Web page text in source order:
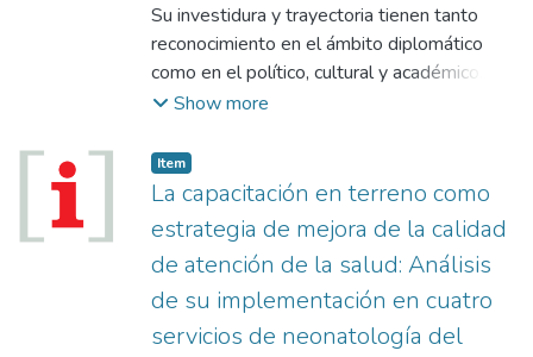
cuenta de mediciones relativas vinculadas
con indicadores sanitarios clásicos. Es
probable sin embargo que sea tiempo de
ajustar estos conceptos a partir de
cierto, es tarea de la universidad desterrar
los supuestos establecidos e introducir el
disruptivo efecto del matiz, el
cuestionamiento y el debate.
Dentro del estrecho límite de un artículo de
opinión, estos párrafos apuntan a disparar la
discusión en ese sentido. A eso vamos.
Rafael
Su investidura y trayectoria tienen tanto
reconocimiento en el ámbito diplomático
como en el político, cultural y académico. El
ex-embajador de España en Argentina, que
distinguido como Doctor Honoris Causa por
la Universidad ISALUD.
Show more
Item
La capacitación en terreno como
estrategia de mejora de la calidad
de atención de la salud: Análisis
de su implementación en cuatro
servicios de neonatología del